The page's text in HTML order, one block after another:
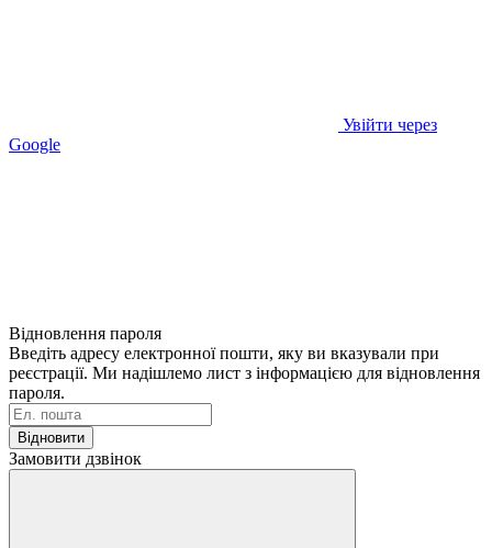
Увійти через
Google
Відновлення пароля
Введіть адресу електронної пошти, яку ви вказували при
реєстрації. Ми надішлемо лист з інформацією для відновлення
пароля.
Відновити
Замовити дзвінок